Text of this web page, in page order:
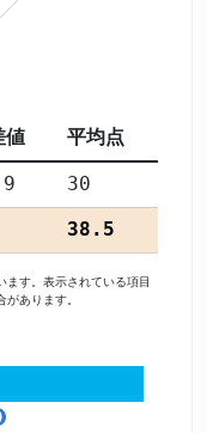
値 平均点
30
38.5
す。表示されている項目
あります。